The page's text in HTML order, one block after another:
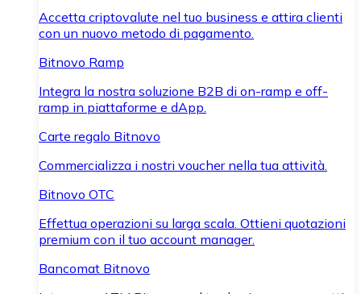
Accetta criptovalute nel tuo business e attira clienti
con un nuovo metodo di pagamento.
Bitnovo Ramp
Integra la nostra soluzione B2B di on-ramp e off-
ramp in piattaforme e dApp.
Carte regalo Bitnovo
Commercializza i nostri voucher nella tua attività.
Bitnovo OTC
Effettua operazioni su larga scala. Ottieni quotazioni
premium con il tuo account manager.
Bancomat Bitnovo